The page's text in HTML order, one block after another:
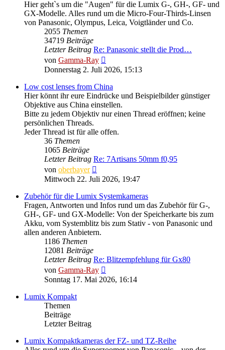
Hier geht`s um die "Augen" für die Lumix G-, GH-, GF- und
GX-Modelle. Alles rund um die Micro-Four-Thirds-Linsen
von Panasonic, Olympus, Leica, Voigtländer und Co.
2055 Themen
34719 Beiträge
Letzter Beitrag Re: Panasonic stellt die Prod…
von Gamma-Ray
Beitrag
Donnerstag 2. Juli 2026, 15:13
Low cost lenses from China
Hier könnt ihr eure Eindrücke und Beispielbilder günstiger
Objektive aus China einstellen.
Bitte zu jedem Objektiv nur einen Thread eröffnen; keine
persönlichen Threads.
Jeder Thread ist für alle offen.
36 Themen
1065 Beiträge
Letzter Beitrag Re: 7Artisans 50mm f0,95
von oberbayer
Beitrag
Mittwoch 22. Juli 2026, 19:47
Zubehör für die Lumix Systemkameras
Fragen, Antworten und Infos rund um das Zubehör für G-,
GH-, GF- und GX-Modelle: Von der Speicherkarte bis zum
Akku, vom Systemblitz bis zum Stativ - von Panasonic und
allen anderen Anbietern.
1186 Themen
12081 Beiträge
Letzter Beitrag Re: Blitzempfehlung für Gx80
von Gamma-Ray
Beitrag
Sonntag 17. Mai 2026, 16:14
Lumix Kompakt
Themen
Beiträge
Letzter Beitrag
Lumix Kompaktkameras der FZ- und TZ-Reihe